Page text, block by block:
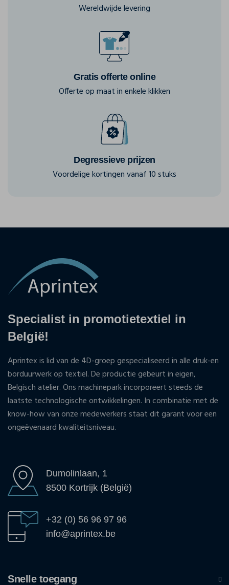
Wereldwijde levering
Gratis offerte online
Offerte op maat in enkele klikken
Degressieve prijzen
Voordelige kortingen vanaf 10 stuks
Specialist in promotietextiel in
België!
Aprintex is lid van de 4D-groep gespecialiseerd in alle druk-en
borduurwerk op textiel. De productie gebeurt in eigen,
Belgisch atelier. Ons machinepark incorporeert steeds de
laatste technologische ontwikkelingen. In combinatie met de
know-how van onze medewerkers staat dit garant voor een
ongeëvenaard kwaliteitsniveau.
Dumolinlaan, 1
8500 Kortrijk (België)
+32 (0) 56 96 97 96
info@aprintex.be
Snelle toegang